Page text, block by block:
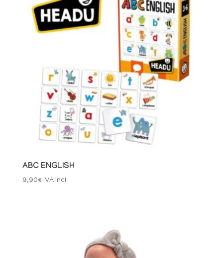
ABC ENGLISH
9,90€ IVA Incl